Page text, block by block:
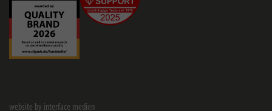
website by interface medien